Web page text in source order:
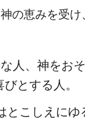
の恵みを受
人、神をおそ
とする人。
とこしえにゆ